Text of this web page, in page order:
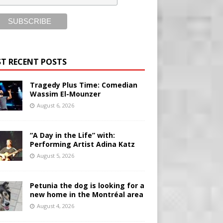
RECENT POSTS
Tragedy Plus Time: Comedian
Wassim El-Mounzer
August 6, 2026
“A Day in the Life” with:
Performing Artist Adina Katz
August 5, 2026
Petunia the dog is looking for a
new home in the Montréal area
August 4, 2026